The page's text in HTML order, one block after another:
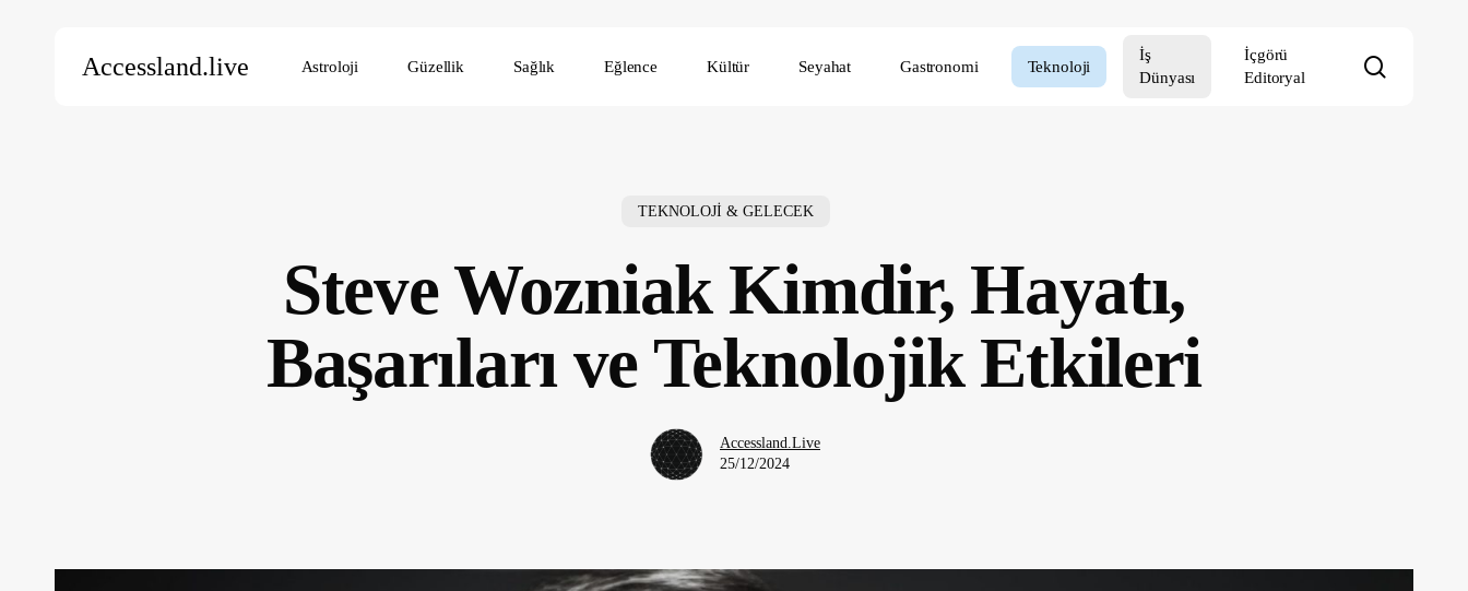
Accessland.live Astroloji Güzellik Sağlık Eğlence Kültür Seyahat Gastronomi Teknoloji
İş
Dünyası
İçgörü
Editoryal
TEKNOLOJİ & GELECEK
Steve Wozniak Kimdir, Hayatı,
Başarıları ve Teknolojik Etkileri
Accessland.Live
25/12/2024